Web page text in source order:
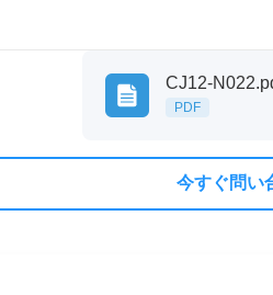
CJ12-
PDF
今すぐ問い